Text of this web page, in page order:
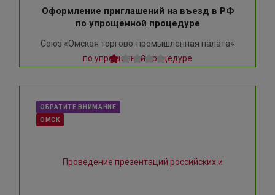
Оформление приглашений на въезд в РФ
по упрощенной процедуре
Союз «Омская торгово-промышленная палата»
ОБРАТИТЕ ВНИМАНИЕ
ОМСК